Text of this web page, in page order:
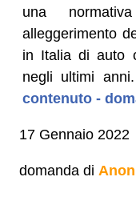
una
alleggerimento
in Italia di auto
negli ultimi anni.
contenuto -
17 Gennaio 2022
domanda di